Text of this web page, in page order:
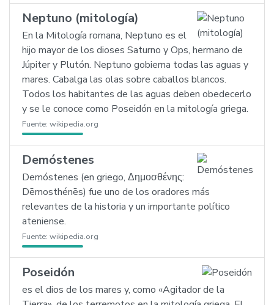
Neptuno (mitología)
En la Mitología romana, Neptuno es el
hijo mayor de los dioses Saturno y Ops, hermano de
Júpiter y Plutón. Neptuno gobierna todas las aguas y
mares. Cabalga las olas sobre caballos blancos.
Todos los habitantes de las aguas deben obedecerlo
y se le conoce como Poseidón en la mitología griega.
Fuente: wikipedia.org
Demóstenes
Demóstenes (en griego, Δημοσθένης:
Dēmosthénēs) fue uno de los oradores más
relevantes de la historia y un importante político
ateniense.
Fuente: wikipedia.org
Poseidón
es el dios de los mares y, como «Agitador de la